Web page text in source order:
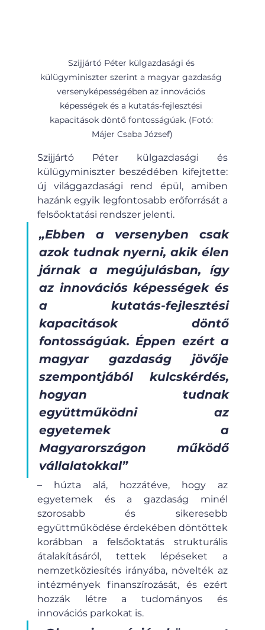
Szijjártó Péter külgazdasági és
külügyminiszter szerint a magyar gazdaság
versenyképességében az innovációs
képességek és a kutatás-fejlesztési
kapacitások döntő fontosságúak. (Fotó:
Májer Csaba József)
Szijjártó Péter külgazdasági és
külügyminiszter beszédében kifejtette:
új világgazdasági rend épül, amiben
hazánk egyik legfontosabb erőforrását a
felsőoktatási rendszer jelenti.
„Ebben a versenyben csak
azok tudnak nyerni, akik élen
járnak a megújulásban, így
az innovációs képességek és
a kutatás-fejlesztési
kapacitások döntő
fontosságúak. Éppen ezért a
magyar gazdaság jövője
szempontjából kulcskérdés,
hogyan tudnak
együttműködni az
egyetemek a
Magyarországon működő
vállalatokkal”
– húzta alá, hozzátéve, hogy az
egyetemek és a gazdaság minél
szorosabb és sikeresebb
együttműködése érdekében döntöttek
korábban a felsőoktatás strukturális
átalakításáról, tettek lépéseket a
nemzetköziesítés irányába, növelték az
intézmények finanszírozását, és ezért
hozzák létre a tudományos és
innovációs parkokat is.